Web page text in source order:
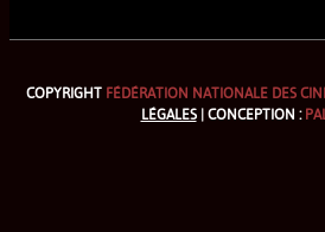
COPYRIGHT FÉDÉRATION NATIONALE DES
LÉGALES| CONCEPTION :